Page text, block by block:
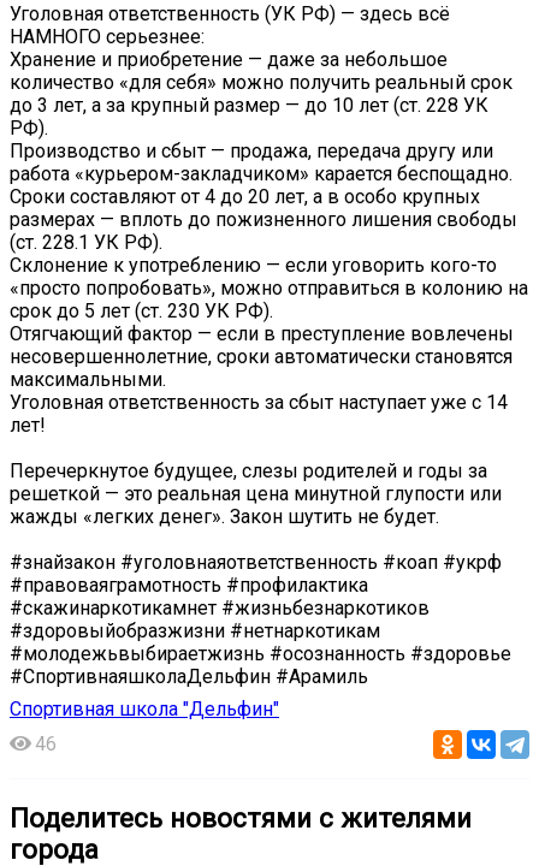
Уголовная ответственность (УК РФ) — здесь всё
НАМНОГО серьезнее:
Хранение и приобретение — даже за небольшое
количество «для себя» можно получить реальный срок
до 3 лет, а за крупный размер — до 10 лет (ст. 228 УК
РФ).
Производство и сбыт — продажа, передача другу или
работа «курьером-закладчиком» карается беспощадно.
Сроки составляют от 4 до 20 лет, а в особо крупных
размерах — вплоть до пожизненного лишения свободы
(ст. 228.1 УК РФ).
Склонение к употреблению — если уговорить кого-то
«просто попробовать», можно отправиться в колонию на
срок до 5 лет (ст. 230 УК РФ).
Отягчающий фактор — если в преступление вовлечены
несовершеннолетние, сроки автоматически становятся
максимальными.
Уголовная ответственность за сбыт наступает уже с 14
лет!
Перечеркнутое будущее, слезы родителей и годы за
решеткой — это реальная цена минутной глупости или
жажды «легких денег». Закон шутить не будет.
#знайзакон #уголовнаяответственность #коап #укрф
#правоваяграмотность #профилактика
#скажинаркотикамнет #жизньбезнаркотиков
#здоровыйобразжизни #нетнаркотикам
#молодежьвыбираетжизнь #осознанность #здоровье
#СпортивнаяшколаДельфин #Арамиль
Спортивная школа "Дельфин"
46
Поделитесь новостями с жителями
города